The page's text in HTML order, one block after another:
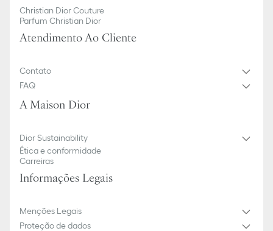
Christian Dior Couture
Parfum Christian Dior
Atendimento Ao Cliente
Contato
FAQ
A Maison Dior
Dior Sustainability
Ética e conformidade
Carreiras
Informações Legais
Menções Legais
Proteção de dados